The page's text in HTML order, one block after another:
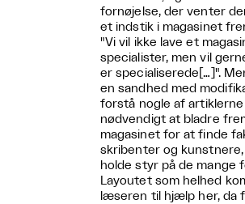
fornøjelse, der venter
et indstik i magasinet
"Vi vil ikke lave et
specialister, men vil
er specialiserede[…]".
en sandhed med
forstå nogle af
nødvendigt at bladre
magasinet for at finde
skribenter og
holde styr på de mange
Layoutet som helhed
læseren til hjælp her, da